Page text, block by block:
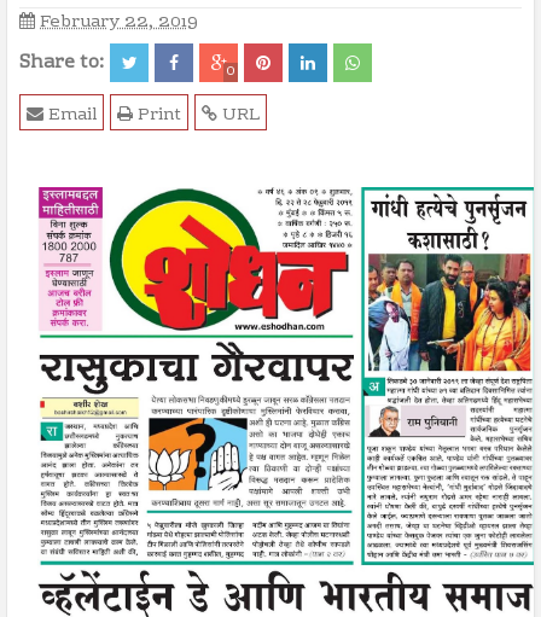
February 22, 2019
Share to: 0
URL
Print
Email